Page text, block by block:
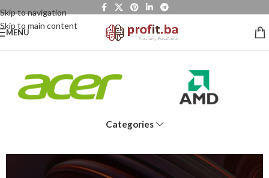
Skip to navigation
Skip to main content
MENU
Categories